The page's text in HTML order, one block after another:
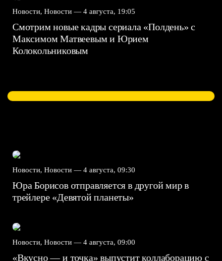
Новости, Новости — 4 августа, 19:05
Смотрим новые кадры сериала «Полдень» с
Максимом Матвеевым и Юрием
Колокольниковым
Новости, Новости — 4 августа, 09:30
Юра Борисов отправляется в другой мир в
трейлере «Девятой планеты»
Новости, Новости — 4 августа, 09:00
«Вкусно — и точка» выпустит коллаборацию с